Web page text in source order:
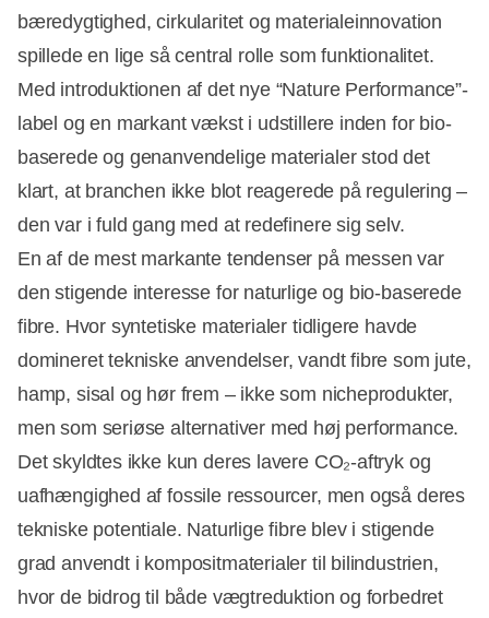
bæredygtighed, cirkularitet og materialeinnovation
spillede en lige så central rolle som funktionalitet.
Med introduktionen af det nye “Nature Performance”-
label og en markant vækst i udstillere inden for bio-
baserede og genanvendelige materialer stod det
klart, at branchen ikke blot reagerede på regulering –
den var i fuld gang med at redefinere sig selv.
En af de mest markante tendenser på messen var
den stigende interesse for naturlige og bio-baserede
fibre. Hvor syntetiske materialer tidligere havde
domineret tekniske anvendelser, vandt fibre som jute,
hamp, sisal og hør frem – ikke som nicheprodukter,
men som seriøse alternativer med høj performance.
Det skyldtes ikke kun deres lavere CO₂-aftryk og
uafhængighed af fossile ressourcer, men også deres
tekniske potentiale. Naturlige fibre blev i stigende
grad anvendt i kompositmaterialer til bilindustrien,
hvor de bidrog til både vægtreduktion og forbedret